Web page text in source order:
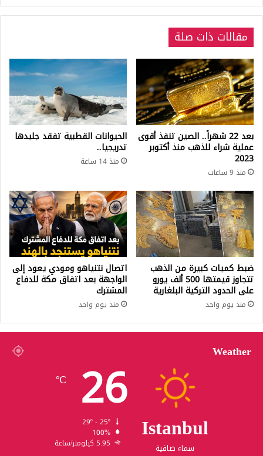
ماحصل
مقالات ذات صلة
بعد 22 شهراً.. الصين تنفذ أقوى
عملية شراء للذهب منذ أكتوبر
2023
منذ 9 ساعات
الحيوانات القطبية تفقد جليدها
تدريجيا..
منذ 14 ساعة
ضبط كميات كبيرة من الذهب
تتجاوز قيمتها 500 ألف يورو
على الحدود التركية البلغارية
منذ يوم واحد
اتصال نتنياهو ومودي يعود إلى
الواجهة بعد اتفاق مكة للدفاع
المشترك
منذ يوم واحد
Weather
Istanbul
سماء صافية
26
℃
100%
5.95 كيلومتر/ساعة